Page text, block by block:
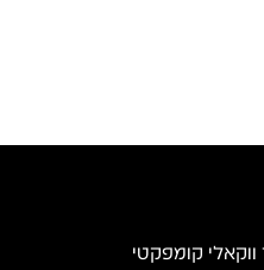
ווקאלי קומפקטי